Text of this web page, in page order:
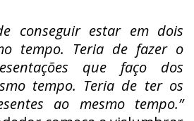
conseguir estar em dois
tempo. Teria de fazer o
que faço dos
tempo. Teria de ter os
ao mesmo tempo.”